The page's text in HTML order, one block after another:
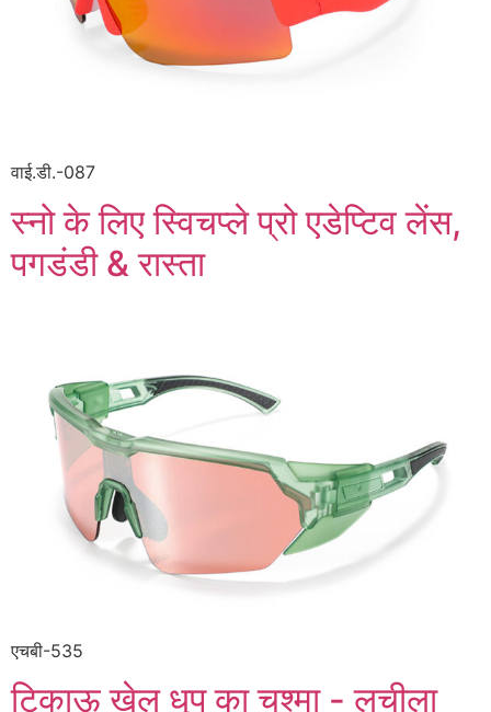
वाई.डी.-087
स्नो के लिए स्विचप्ले प्रो एडेप्टिव लेंस,
पगडंडी & रास्ता
एचबी-535
टिकाऊ खेल धूप का चश्मा - लचीला